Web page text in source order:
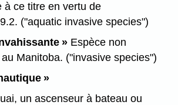
à ce titre en vertu de
("aquatic invasive species")
»Espèce non
Manitoba. ("invasive species")
»
un ascenseur à bateau ou